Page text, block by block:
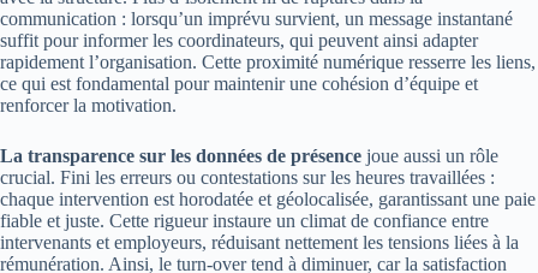
communication : lorsqu’un imprévu survient, un message instantané
suffit pour informer les coordinateurs, qui peuvent ainsi adapter
rapidement l’organisation. Cette proximité numérique resserre les liens,
ce qui est fondamental pour maintenir une cohésion d’équipe et
renforcer la motivation.
La transparence sur les données de présence joue aussi un rôle
crucial. Fini les erreurs ou contestations sur les heures travaillées :
chaque intervention est horodatée et géolocalisée, garantissant une paie
fiable et juste. Cette rigueur instaure un climat de confiance entre
intervenants et employeurs, réduisant nettement les tensions liées à la
rémunération. Ainsi, le turn-over tend à diminuer, car la satisfaction